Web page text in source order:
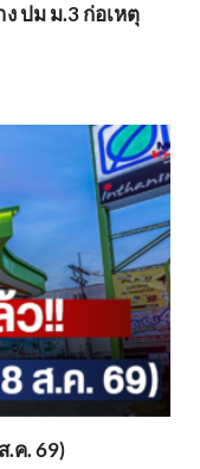
ปม ม.3 ก่อเหตุ
.ค. 69)